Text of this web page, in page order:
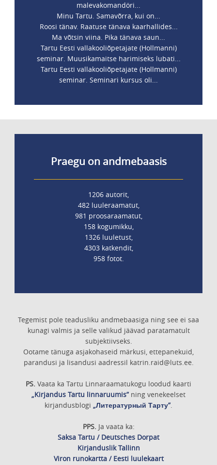
malevakomandöri...
Minu Tartu. Samavõrra, kui on...
Roosi tänav. Raatuse tänava kaarhallides...
Ma võtsin viina. Pika tänava saun...
Tartu Eesti vallakooliõpetajate (Hollmanni)
seminar. Muusikamaitse harimiseks lubati...
Tartu Eesti vallakooliõpetajate (Hollmanni)
seminar. Seminari kursus oli...
Praegu on andmebaasis
1206 autorit,
482 luuleraamatut,
981 proosaraamatut,
158 kogumikku,
1326 luuletust,
4303 katkendit,
958 fotot.
Tegemist pole teadusliku andmebaasiga ning see ei saa
kunagi valmis ja selle valikud jäävad paratamatult
subjektiivseks.
Ootame tänuga asjakohaseid märkusi, ettepanekuid,
parandusi ja lisandusi aadressil katrin.raid@luts.ee.
PS. Vaata ka Tartu Linnaraamatukogu loodud kaarti
„Kirjandus Tartu linnaruumis”ning venekeelset
kirjandusblogi „Литературный Тарту”.
PPS. Ja vaata ka:
Saksa Tartu / Deutsches Dorpat
Kirjanduslik Tallinn
Viron runokartta / Eesti luulekaart